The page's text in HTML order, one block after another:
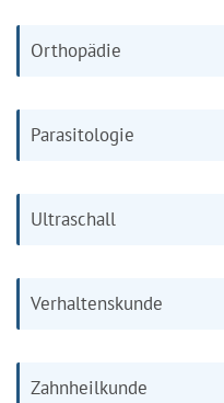
Orthopädie
Parasitologie
Ultraschall
Verhaltenskunde
Zahnheilkunde